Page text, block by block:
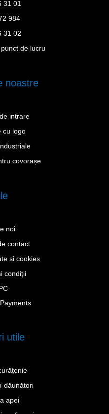
31 01
984
31 02
de lucru
noastre
intrare
cu logo
covorașe
noi
contact
și cookies
condiții
utile
dăunători
apei